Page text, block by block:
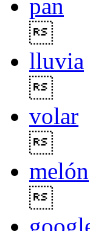
pan
lluvia
volar
melón